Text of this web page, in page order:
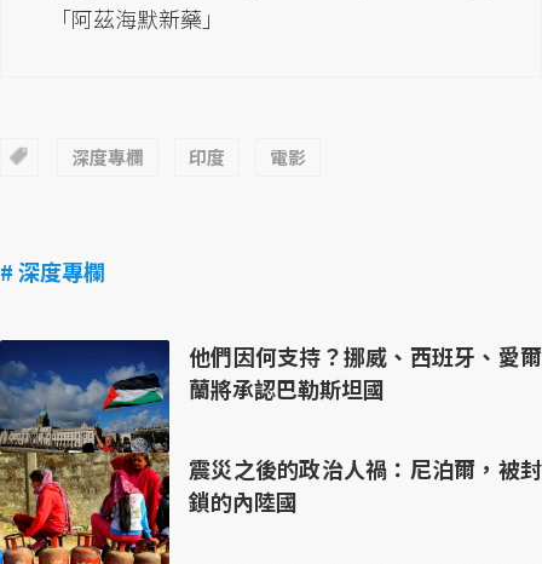
「阿茲海默新藥」
深度專欄 印度 電影
# 深度專欄
他們因何支持？挪威、西班牙、愛爾
蘭將承認巴勒斯坦國
震災之後的政治人禍：尼泊爾，被封
鎖的內陸國